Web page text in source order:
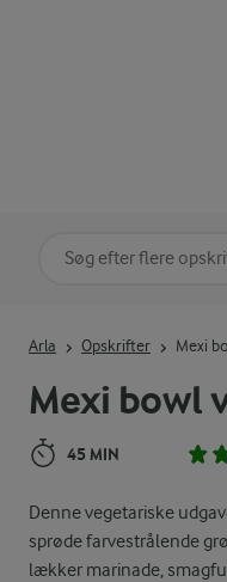
Mexi bowl
45 MIN
Denne vegetariske
sprøde farvestrålende
lækker marinade,
Arla Opskrifter Mexi
Søg på kategori